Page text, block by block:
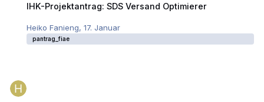
IHK-Projektantrag: SDS Versand Optimierer
Heiko Fanieng, 17. Januar
pantrag_fiae